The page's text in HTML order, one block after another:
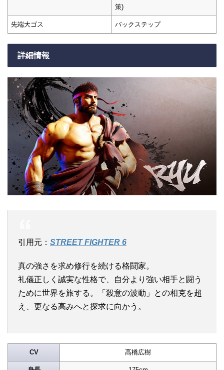
策)
先端大ゴス バックステップ
詳細情報
引用元： STREET FIGHTER 6
真の強さを求め修行を続ける格闘家。
礼儀正しく誠実な性格で、自分より強い相手と闘う
ために世界を旅する。「殺意の波動」との相克を超
え、更なる高みへと探求に向かう。
CV 高橋広樹